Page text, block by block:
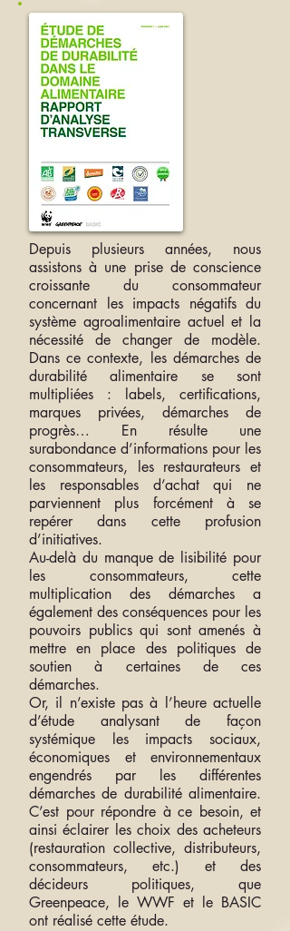
Depuis plusieurs années, nous
assistons à une prise de conscience
croissante du consommateur
concernant les impacts négatifs du
système agroalimentaire actuel et la
nécessité de changer de modèle.
Dans ce contexte, les démarches de
durabilité alimentaire se sont
multipliées : labels, certifications,
marques privées, démarches de
progrès… En résulte une
surabondance d’informations pour les
consommateurs, les restaurateurs et
les responsables d’achat qui ne
parviennent plus forcément à se
repérer dans cette profusion
d’initiatives.
Au-delà du manque de lisibilité pour
les consommateurs, cette
multiplication des démarches a
également des conséquences pour les
pouvoirs publics qui sont amenés à
mettre en place des politiques de
soutien à certaines de ces
démarches.
Or, il n’existe pas à l’heure actuelle
d’étude analysant de façon
systémique les impacts sociaux,
économiques et environnementaux
engendrés par les différentes
démarches de durabilité alimentaire.
C’est pour répondre à ce besoin, et
ainsi éclairer les choix des acheteurs
(restauration collective, distributeurs,
consommateurs, etc.) et des
décideurs politiques, que
Greenpeace, le WWF et le BASIC
ont réalisé cette étude.